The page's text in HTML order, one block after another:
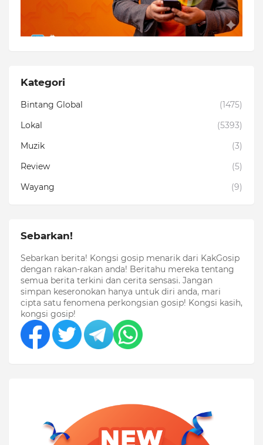
Kategori
Bintang Global
(1475)
Lokal
(5393)
Muzik
(3)
Review
(5)
Wayang
(9)
Sebarkan!
Sebarkan berita! Kongsi gosip menarik dari KakGosip
dengan rakan-rakan anda! Beritahu mereka tentang
semua berita terkini dan cerita sensasi. Jangan
simpan keseronokan hanya untuk diri anda, mari
cipta satu fenomena perkongsian gosip! Kongsi kasih,
kongsi gosip!